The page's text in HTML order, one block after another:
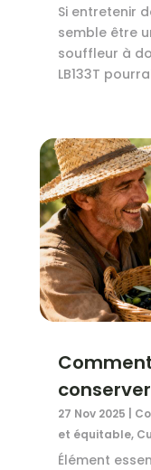
Si entretenir
semble être
souffleur à
LB133T
27 Nov 2025
et équitable,
Élément